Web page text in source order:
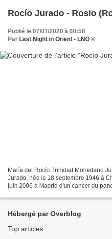
Rocío Jurado - Rosio
Publié le 07/01/2020 à 00:58
Par Last Night in Orient - LNO ©
María del Rocío Trinidad Mohedano
Jurado, née le 18 septembre 1946 à
juin 2006 à Madrid d'un cancer du
Hébergé par Overblog
Top articles